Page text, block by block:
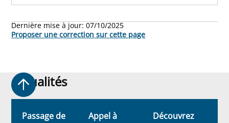
Dernière mise à jour:07/10/2025
Proposer une correction sur cette page
Actualités
Actualités
Passage de
Appel à
Découvrez